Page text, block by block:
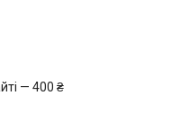
— 400 ₴